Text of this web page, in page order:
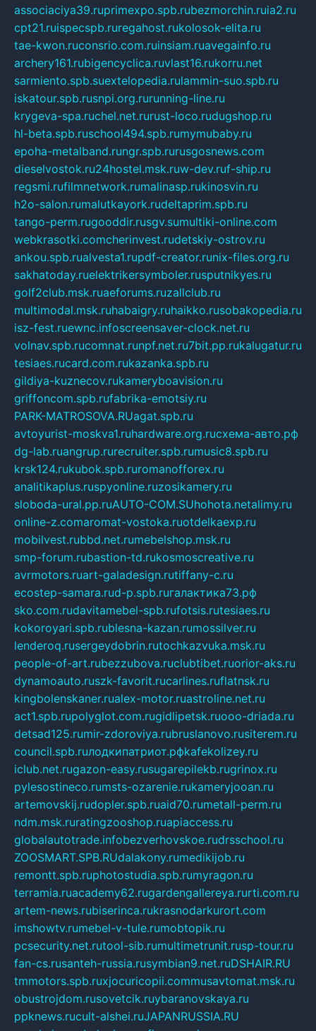
associaciya39.ruprimexpo.spb.rubezmorchin.ruia2.ru
cpt21.ruispecspb.ruregahost.rukolosok-elita.ru
tae-kwon.ruconsrio.com.ruinsiam.ruavegainfo.ru
archery161.rubigencyclica.ruvlast16.rukorru.net
sarmiento.spb.suextelopedia.rulammin-suo.spb.ru
iskatour.spb.rusnpi.org.rurunning-line.ru
krygeva-spa.ruchel.net.rurust-loco.rudugshop.ru
hl-beta.spb.ruschool494.spb.rumymubaby.ru
epoha-metalband.rungr.spb.rurusgosnews.com
dieselvostok.ru24hostel.msk.ruw-dev.ruf-ship.ru
regsmi.rufilmnetwork.rumalinasp.rukinosvin.ru
h2o-salon.rumalutkayork.rudeltaprim.spb.ru
tango-perm.rugooddir.rusgv.sumultiki-online.com
webkrasotki.comcherinvest.rudetskiy-ostrov.ru
ankou.spb.rualvesta1.rupdf-creator.runix-files.org.ru
sakhatoday.ruelektrikersymboler.rusputnikyes.ru
golf2club.msk.ruaeforums.ruzallclub.ru
multimodal.msk.ruhabaigry.ruhaikko.rusobakopedia.ru
isz-fest.ruewnc.infoscreensaver-clock.net.ru
volnav.spb.rucomnat.runpf.net.ru7bit.pp.rukalugatur.ru
tesiaes.rucard.com.rukazanka.spb.ru
gildiya-kuznecov.rukameryboavision.ru
griffoncom.spb.rufabrika-emotsiy.ru
PARK-MATROSOVA.RUagat.spb.ru
avtoyurist-moskva1.ruhardware.org.ruсхема-авто.рф
dg-lab.ruangrup.rurecruiter.spb.rumusic8.spb.ru
krsk124.rukubok.spb.ruromanofforex.ru
analitikaplus.ruspyonline.ruzosikamery.ru
sloboda-ural.pp.ruAUTO-COM.SUhohota.netalimy.ru
online-z.comaromat-vostoka.ruotdelkaexp.ru
mobilvest.rubbd.net.rumebelshop.msk.ru
smp-forum.rubastion-td.rukosmoscreative.ru
avrmotors.ruart-galadesign.rutiffany-c.ru
ecostep-samara.rud-p.spb.ruгалактика73.рф
sko.com.rudavitamebel-spb.rufotsis.rutesiaes.ru
kokoroyari.spb.rublesna-kazan.rumossilver.ru
lenderoq.rusergeydobrin.rutochkazvuka.msk.ru
people-of-art.rubezzubova.ruclubtibet.ruorior-aks.ru
dynamoauto.ruszk-favorit.rucarlines.ruflatnsk.ru
kingbolenskaner.rualex-motor.ruastroline.net.ru
act1.spb.rupolyglot.com.rugidlipetsk.ruooo-driada.ru
detsad125.rumir-zdoroviya.rubruslanovo.rusiterem.ru
council.spb.ruлодкипатриот.рфkafekolizey.ru
iclub.net.rugazon-easy.rusugarepilekb.rugrinox.ru
pylesostineco.rumsts-ozarenie.rukameryjooan.ru
artemovskij.rudopler.spb.ruaid70.rumetall-perm.ru
ndm.msk.ruratingzooshop.ruapiaccess.ru
globalautotrade.infobezverhovskoe.rudrsschool.ru
ZOOSMART.SPB.RUdalakony.rumedikijob.ru
remontt.spb.ruphotostudia.spb.rumyragon.ru
terramia.ruacademy62.rugardengallereya.rurti.com.ru
artem-news.rubiserinca.rukrasnodarkurort.com
imshowtv.rumebel-v-tule.rumobtopik.ru
pcsecurity.net.rutool-sib.rumultimetrunit.rusp-tour.ru
fan-cs.rusanteh-russia.rusymbian9.net.ruDSHAIR.RU
tmmotors.spb.ruxjocuricopii.commusavtomat.msk.ru
obustrojdom.rusovetcik.ruybaranovskaya.ru
ppknews.rucult-alshei.ruJAPANRUSSIA.RU